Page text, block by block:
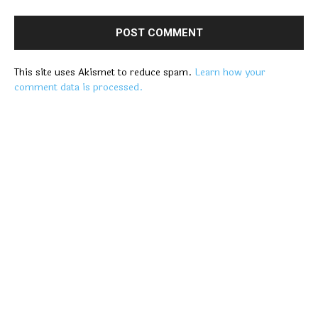
This site uses Akismet to reduce spam. Learn how your
comment data is processed.